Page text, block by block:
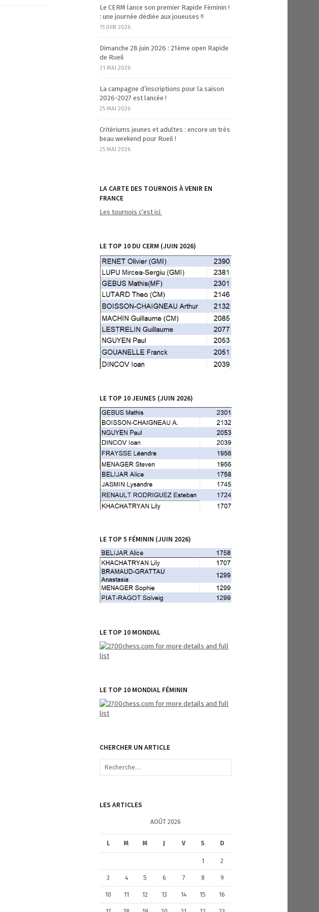
Le CERM lance son premier Rapide Féminin !
: une journée dédiée aux joueuses !!
15 JUIN 2026
Dimanche 28 juin 2026 : 21ème open Rapide
de Rueil
31 MAI 2026
La campagne d’inscriptions pour la saison
2026-2027 est lancée !
25 MAI 2026
Critériums jeunes et adultes : encore un très
beau weekend pour Rueil !
25 MAI 2026
LA CARTE DES TOURNOIS À VENIR EN
FRANCE
Les tournois c’est ici
LE TOP 10 DU CERM (JUIN 2026)
LE TOP 10 JEUNES (JUIN 2026)
LE TOP 5 FÉMININ (JUIN 2026)
LE TOP 10 MONDIAL
LE TOP 10 MONDIAL FÉMININ
CHERCHER UN ARTICLE
R
r
:
LES ARTICLES
AOÛT 2026
L M M J V S D
1 2
3 4 5 6 7 8 9
10 11 12 13 14 15 16